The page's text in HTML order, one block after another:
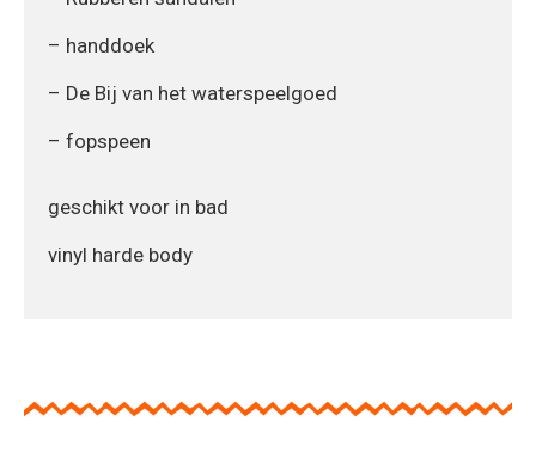
– handdoek
– De Bij van het waterspeelgoed
– fopspeen
geschikt voor in bad
vinyl harde body